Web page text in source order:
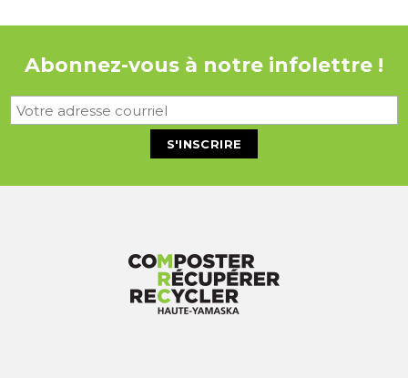
Abonnez-vous à notre infolettre !